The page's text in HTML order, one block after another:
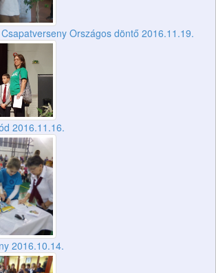
Országos döntő 2016.11.19.
2016.11.16.
2016.10.14.